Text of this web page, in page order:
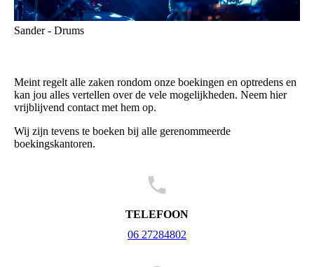
Sander - Drums
Meint regelt alle zaken rondom onze boekingen en optredens en
kan jou alles vertellen over de vele mogelijkheden. Neem hier
vrijblijvend contact met hem op.
Wij zijn tevens te boeken bij alle gerenommeerde
boekingskantoren.
TELEFOON
06 27284802